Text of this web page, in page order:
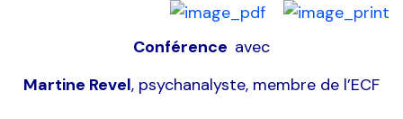
Conférence avec
Martine Revel, psychanalyste, membre de l’ECF